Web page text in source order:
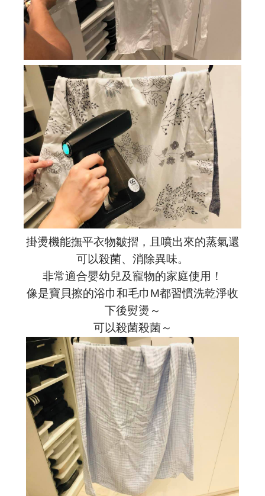
掛燙機能撫平衣物皺摺，且噴出來的蒸氣還
可以殺菌、消除異味。
非常適合嬰幼兒及寵物的家庭使用！
像是寶貝擦的浴巾和毛巾M都習慣洗乾淨收
下後熨燙～
可以殺菌殺菌～